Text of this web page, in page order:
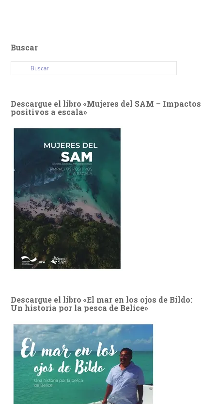
Buscar
Descargue el libro «Mujeres del SAM – Impactos
positivos a escala»
Descargue el libro «El mar en los ojos de Bildo:
Un historia por la pesca de Belice»